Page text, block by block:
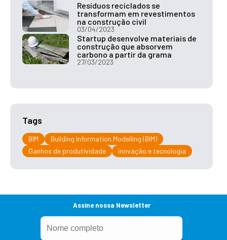
Resíduos reciclados se
transformam em revestimentos
na construção civil
03/04/2023
Startup desenvolve materiais de
construção que absorvem
carbono a partir da grama
27/03/2023
Tags
BIM
Building Information Modelling (BIM)
Ganhos de produtividade
inovação e tecnologia
Assine nossa Newsletter